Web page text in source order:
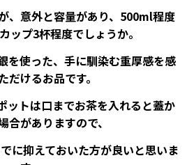
、意外と容量があり、500ml程度
ップ3杯程度でしょうか。
を使った、手に馴染む重厚感を感
だけるお品です。
ットは口までお茶を入れると蓋か
合がありますので、
に抑えておいた方が良いと思いま